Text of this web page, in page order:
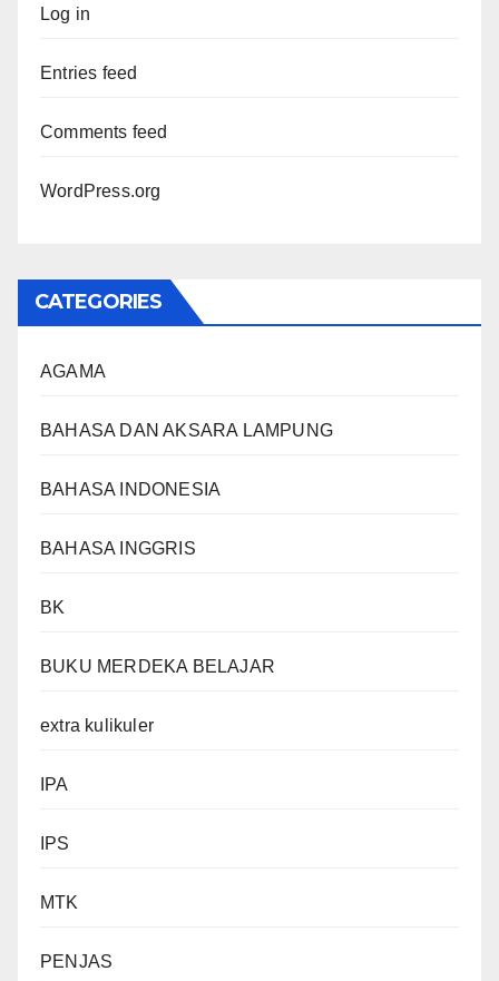
Log in
Entries feed
Comments feed
WordPress.org
CATEGORIES
AGAMA
BAHASA DAN AKSARA LAMPUNG
BAHASA INDONESIA
BAHASA INGGRIS
BK
BUKU MERDEKA BELAJAR
extra kulikuler
IPA
IPS
MTK
PENJAS